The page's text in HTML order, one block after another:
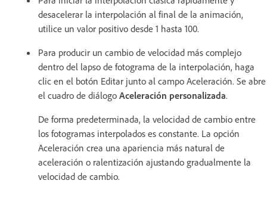
desacelerar la interpolación al final de la animación,
utilice un valor positivo desde 1 hasta 100.
Para producir un cambio de velocidad más complejo
dentro del lapso de fotograma de la interpolación, haga
clic en el botón Editar junto al campo Aceleración. Se abre
el cuadro de diálogo Aceleración personalizada.
De forma predeterminada, la velocidad de cambio entre
los fotogramas interpolados es constante. La opción
Aceleración crea una apariencia más natural de
aceleración o ralentización ajustando gradualmente la
velocidad de cambio.